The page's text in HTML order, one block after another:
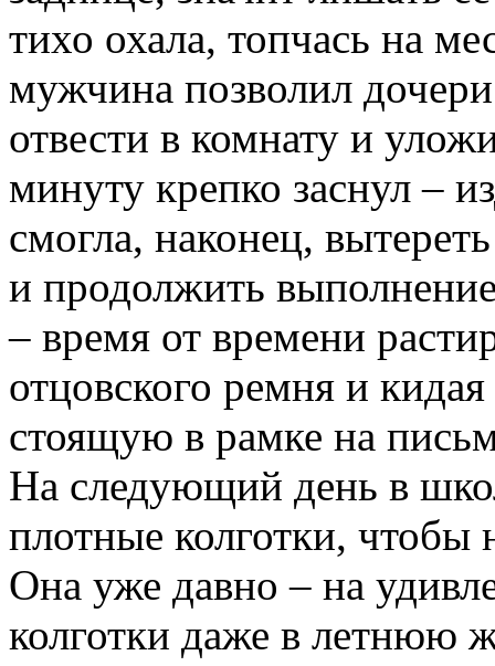
тихо охала, топчась на
мужчина позволил
отвести в комнату и
минуту крепко заснул –
смогла, наконец,
и продолжить
– время от времени
отцовского ремня и
стоящую в рамке на
На следующий день в
плотные колготки, чтобы
Она уже давно – на
колготки даже в летнюю